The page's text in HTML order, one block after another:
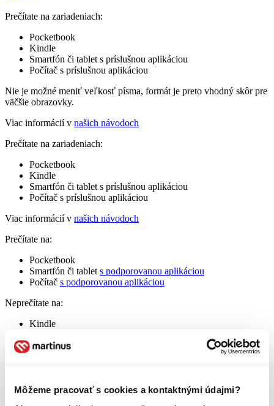
Môžeme pracovať s cookies a kontaktnými údajmi?
Prečítate na zariadeniach:
Pocketbook
Kindle
Smartfón či tablet s príslušnou aplikáciou
Počítač s príslušnou aplikáciou
Nie je možné meniť veľkosť písma, formát je preto vhodný skôr pre
väčšie obrazovky.
Viac informácií v našich návodoch
Prečítate na zariadeniach:
Pocketbook
Kindle
Smartfón či tablet s príslušnou aplikáciou
Počítač s príslušnou aplikáciou
Viac informácií v našich návodoch
Prečítate na:
Pocketbook
Smartfón či tablet s podporovanou aplikáciou
Počítač s podporovanou aplikáciou
Neprečítate na:
Kindle
Ako čítať e-knihy zabezpečené cez Adobe DRM?
Lucia Heldova